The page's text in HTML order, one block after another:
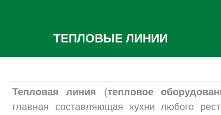
ТЕПЛОВЫЕ ЛИНИИ
Вы здесь:
Тепловая линия (тепловое
главная составляющая кухни любого